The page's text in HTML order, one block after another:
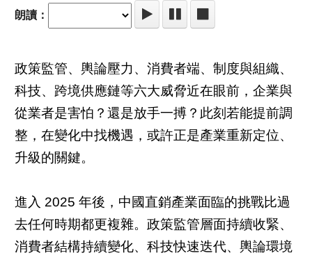
朗讀：
政策監管、輿論壓力、消費者端、制度與組織、
科技、跨境供應鏈等六大威脅近在眼前，企業與
從業者是害怕？還是放手一搏？此刻若能提前調
整，在變化中找機遇，或許正是產業重新定位、
升級的關鍵。
進入 2025 年後，中國直銷產業面臨的挑戰比過
去任何時期都更複雜。政策監管層面持續收緊、
消費者結構持續變化、科技快速迭代、輿論環境